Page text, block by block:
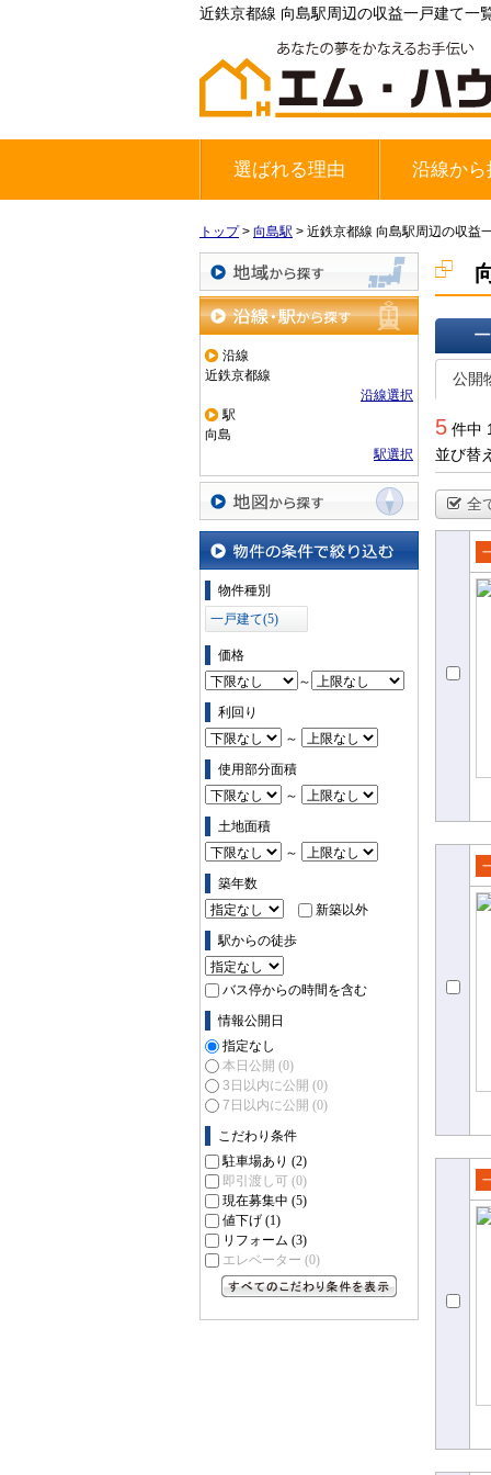
近鉄京都線 向島駅周辺の収益一戸建て一
選ばれる理由 沿線から
地下鉄東西線
JR奈良線
京阪宇治線
トップ> 向島駅 > 近鉄京都線 向島駅周辺の収益
地域から探す
沿線・駅から探す
沿線
近鉄京都線
沿線選択
駅
向島
駅選択
地図から探す
物件の条件で絞り込む
物件種別
一戸建て(5)
価格
～
利回り
～
使用部分面積
～
土地面積
～
築年数
新築以外
駅からの徒歩
バス停からの時間を含む
情報公開日
指定なし
本日公開 (0)
3日以内に公開 (0)
7日以内に公開 (0)
こだわり条件
駐車場あり (2)
即引渡し可 (0)
現在募集中 (5)
値下げ (1)
リフォーム (3)
エレベーター (0)
一覧で
公開
5 件中
並び替え
全
て
て
て